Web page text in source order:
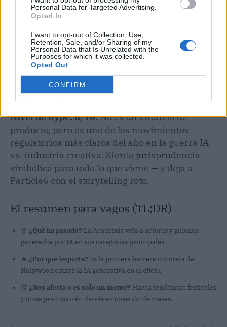
Personal Data for Targeted Advertising.
Opted In
I want to opt-out of Collection, Use,
Retention, Sale, and/or Sharing of my
Personal Data that Is Unrelated with the
Purposes for which it was collected.
Opted Out
CONFIRM
Hype-O-Meter
Nivel de hype: 8/10.No es un anuncio de
producto, pero es uno de los movimientos
regulatorios más claros del año en la guerra IA
vs. industria creativa. Sienta jurisprudencia
simbólica para todo lo que viene — y deja a
Particle6 con el storytelling roto.
El resumen para vagos (TL;DR)
🎯 ¿Qué ha pasado? La Academia veta a actores y guiones
generados por IA en sus categorías principales.
🔥 ¿Por qué importa? Es la primera barrera concreta de
Hollywood contra la IA generativa en el oficio.
🤔¿Nos afecta o es solo un meme? Marca tendencia: festivales
y otros premios irán detrás en cuestión de meses.